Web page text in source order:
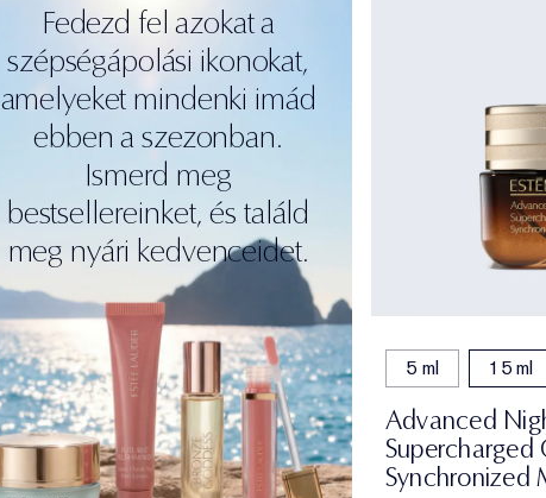
Fedezd fel azokat a
szépségápolási ikonokat,
amelyeket mindenki imád
ebben a szezonban.
Ismerd meg
bestsellereinket, és találd
meg nyári kedvenceidet.
5 ml 15 ml
Advanced
Supercharged
Synchronized